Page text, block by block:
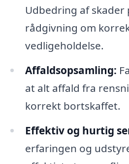
Udbedring af skader
rådgivning om
vedligeholdelse.
Affaldsopsamling:
at alt affald fra
korrekt bortskaffet.
Effektiv og hurtig
erfaringen og